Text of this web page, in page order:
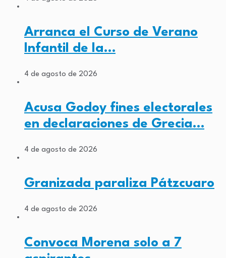
Arranca el Curso de Verano
Infantil de la…
4 de agosto de 2026
Acusa Godoy fines electorales
en declaraciones de Grecia…
4 de agosto de 2026
Granizada paraliza Pátzcuaro
4 de agosto de 2026
Convoca Morena solo a 7